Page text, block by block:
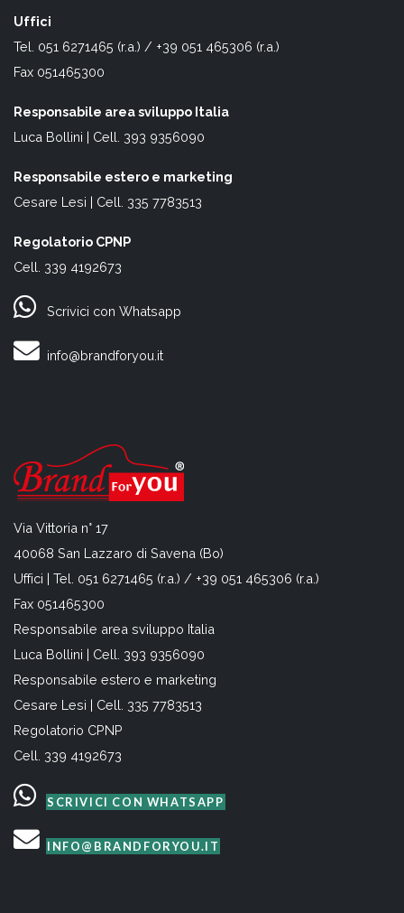
Uffici
Tel. 051 6271465 (r.a.) / +39 051 465306 (r.a.)
Fax 051465300
Responsabile area sviluppo Italia
Luca Bollini | Cell. 393 9356090
Responsabile estero e marketing
Cesare Lesi | Cell. 335 7783513
Regolatorio CPNP
Cell. 339 4192673
Scrivici con Whatsapp
info@brandforyou.it
Via Vittoria n° 17
40068 San Lazzaro di Savena (Bo)
Uffici | Tel. 051 6271465 (r.a.) / +39 051 465306 (r.a.)
Fax 051465300
Responsabile area sviluppo Italia
Luca Bollini | Cell. 393 9356090
Responsabile estero e marketing
Cesare Lesi | Cell. 335 7783513
Regolatorio CPNP
Cell. 339 4192673
SCRIVICI CON WHATSAPP
INFO@BRANDFORYOU.IT